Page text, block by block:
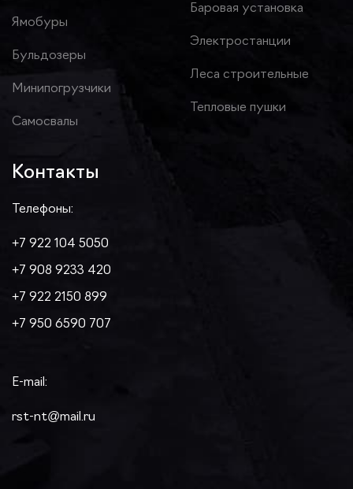
Ямобуры
Бульдозеры
Минипогрузчики
Самосвалы
Баровая установка
Электростанции
Леса строительные
Тепловые пушки
Контакты
Телефоны:
+7 922 104 5050
+7 908 9233 420
+7 922 2150 899
+7 950 6590 707
E-mail:
rst-nt@mail.ru